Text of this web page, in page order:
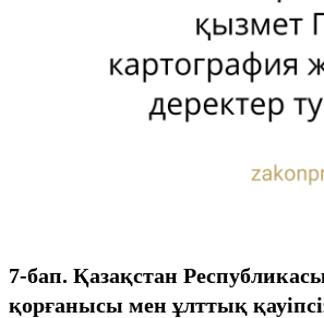
7-бап. Қазақстан
қорғанысы мен ұлттық